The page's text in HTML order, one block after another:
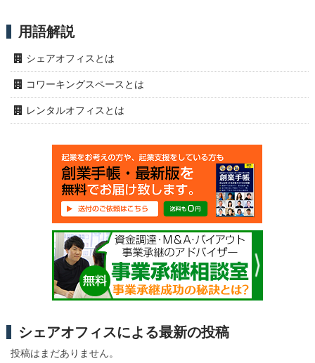
用語解説
シェアオフィスとは
コワーキングスペースとは
レンタルオフィスとは
シェアオフィスによる最新の投稿
投稿はまだありません。